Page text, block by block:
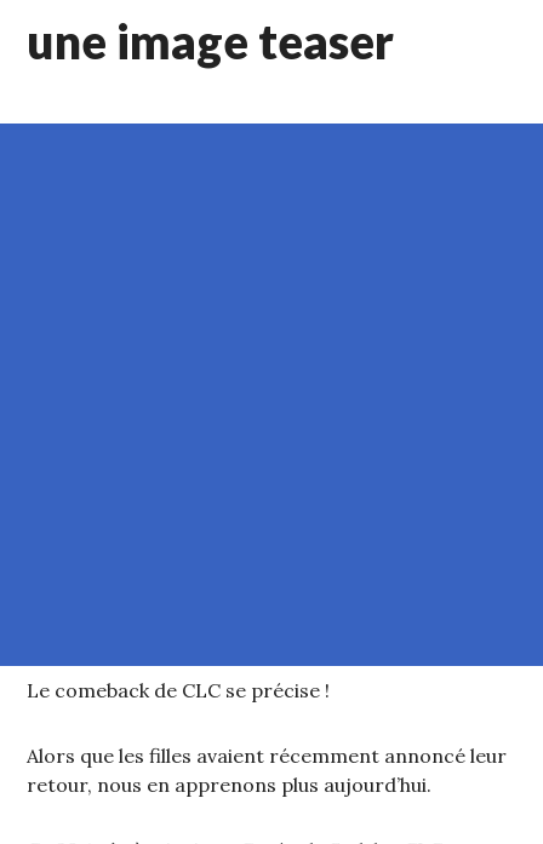
une image teaser
Le comeback de CLC se précise !
Alors que les filles avaient récemment annoncé leur
retour, nous en apprenons plus aujourd’hui.